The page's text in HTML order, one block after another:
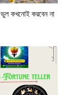
ভুল কখনোই করবেন না